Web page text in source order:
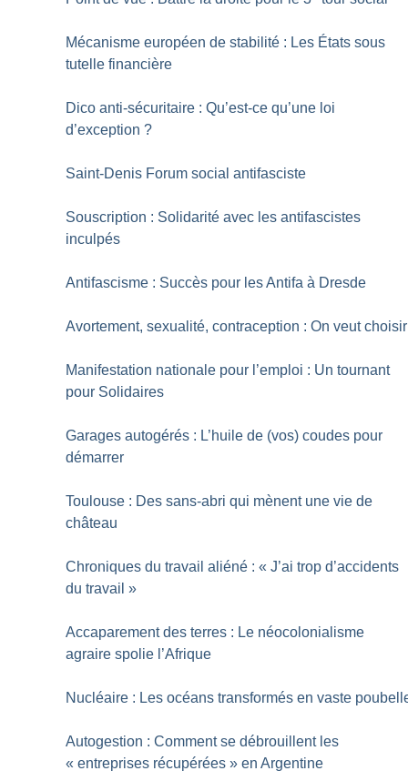
Mécanisme européen de stabilité : Les États sous
tutelle financière
Dico anti-sécuritaire : Qu’est-ce qu’une loi
d’exception ?
Saint-Denis Forum social antifasciste
Souscription : Solidarité avec les antifascistes
inculpés
Antifascisme : Succès pour les Antifa à Dresde
Avortement, sexualité, contraception : On veut choisir
Manifestation nationale pour l’emploi : Un tournant
pour Solidaires
Garages autogérés : L’huile de (vos) coudes pour
démarrer
Toulouse : Des sans-abri qui mènent une vie de
château
Chroniques du travail aliéné : « J’ai trop d’accidents
du travail »
Accaparement des terres : Le néocolonialisme
agraire spolie l’Afrique
Nucléaire : Les océans transformés en vaste
Autogestion : Comment se débrouillent les
« entreprises récupérées » en Argentine